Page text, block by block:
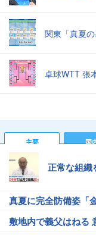
関東「真夏
卓球WTT 張
主要 国
正常な組織
真夏に完全防備姿「
敷地内で義父はねる